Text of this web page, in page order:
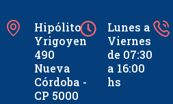
Hipólito
Yrigoyen
490
Nueva
Córdoba -
CP 5000
Lunes a
Viernes
de 07:30
a 16:00
hs